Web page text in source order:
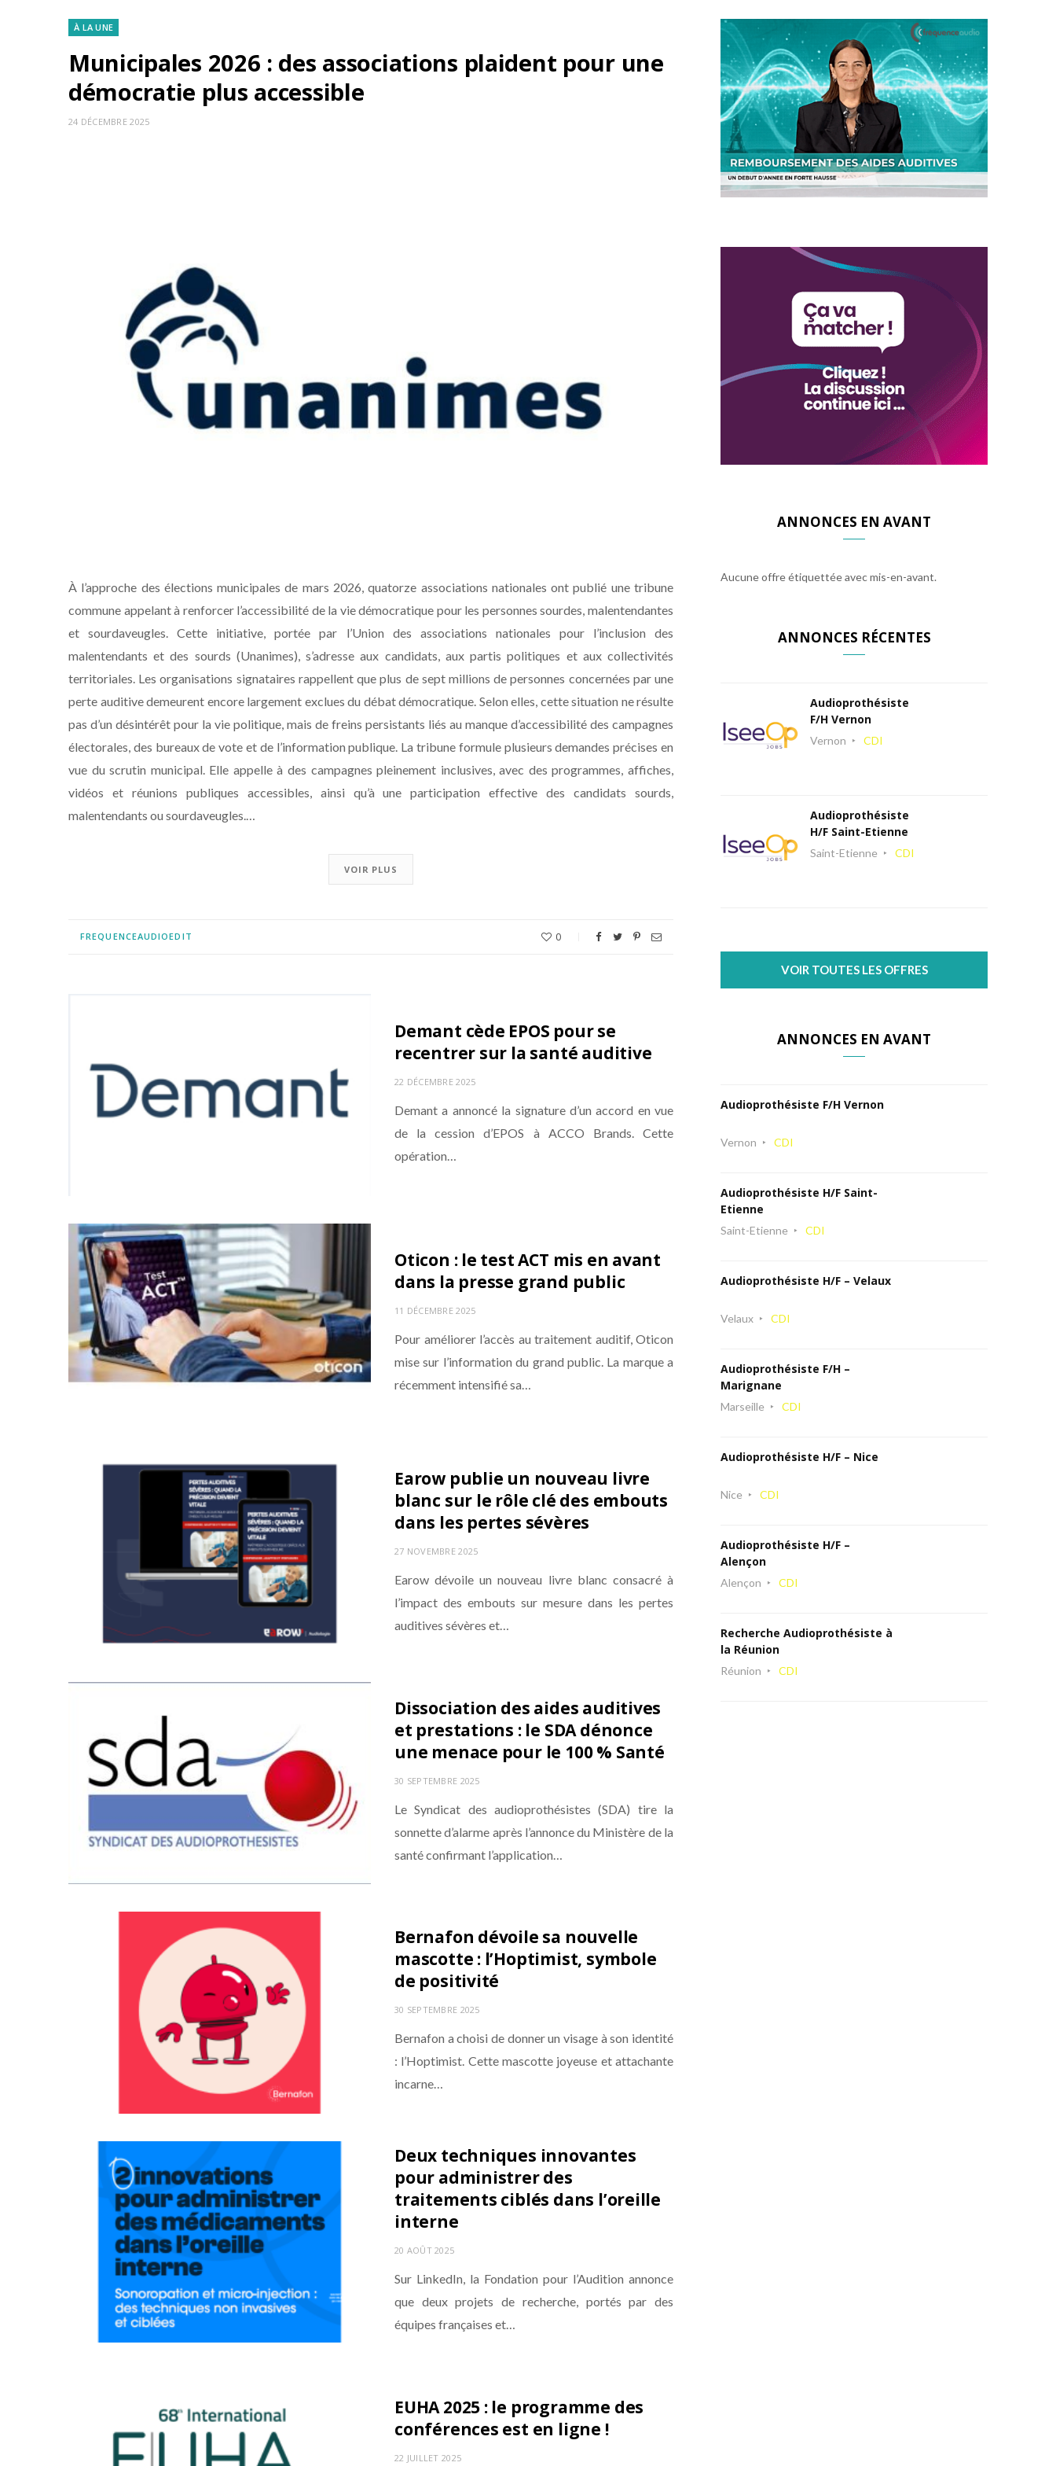
À LA UNE
Municipales 2026 : des associations plaident pour une
démocratie plus accessible
24 DÉCEMBRE 2025
À l’approche des élections municipales de mars 2026, quatorze associations nationales ont publié une tribune
commune appelant à renforcer l’accessibilité de la vie démocratique pour les personnes sourdes, malentendantes
et sourdaveugles. Cette initiative, portée par l’Union des associations nationales pour l’inclusion des
malentendants et des sourds (Unanimes), s’adresse aux candidats, aux partis politiques et aux collectivités
territoriales. Les organisations signataires rappellent que plus de sept millions de personnes concernées par une
perte auditive demeurent encore largement exclues du débat démocratique. Selon elles, cette situation ne résulte
pas d’un désintérêt pour la vie politique, mais de freins persistants liés au manque d’accessibilité des campagnes
électorales, des bureaux de vote et de l’information publique. La tribune formule plusieurs demandes précises en
vue du scrutin municipal. Elle appelle à des campagnes pleinement inclusives, avec des programmes, affiches,
vidéos et réunions publiques accessibles, ainsi qu’à une participation effective des candidats sourds,
malentendants ou sourdaveugles.…
VOIR PLUS
FREQUENCEAUDIOEDIT 0
Demant cède EPOS pour se
recentrer sur la santé auditive
22 DÉCEMBRE 2025
Demant a annoncé la signature d’un accord en vue
de la cession d’EPOS à ACCO Brands. Cette
opération…
Oticon : le test ACT mis en avant
dans la presse grand public
11 DÉCEMBRE 2025
Pour améliorer l’accès au traitement auditif, Oticon
mise sur l’information du grand public. La marque a
récemment intensifié sa…
Earow publie un nouveau livre
blanc sur le rôle clé des embouts
dans les pertes sévères
27 NOVEMBRE 2025
Earow dévoile un nouveau livre blanc consacré à
l’impact des embouts sur mesure dans les pertes
auditives sévères et…
Dissociation des aides auditives
et prestations : le SDA dénonce
une menace pour le 100 % Santé
30 SEPTEMBRE 2025
Le Syndicat des audioprothésistes (SDA) tire la
sonnette d’alarme après l’annonce du Ministère de la
santé confirmant l’application…
Bernafon dévoile sa nouvelle
mascotte : l’Hoptimist, symbole
de positivité
30 SEPTEMBRE 2025
Bernafon a choisi de donner un visage à son identité
: l’Hoptimist. Cette mascotte joyeuse et attachante
incarne…
Deux techniques innovantes
pour administrer des
traitements ciblés dans l’oreille
interne
20 AOÛT 2025
Sur LinkedIn, la Fondation pour l’Audition annonce
que deux projets de recherche, portés par des
équipes françaises et…
EUHA 2025 : le programme des
conférences est en ligne !
22 JUILLET 2025
ANNONCES EN AVANT
Aucune offre étiquettée avec mis-en-avant.
ANNONCES RÉCENTES
Audioprothésiste
F/H Vernon
Vernon CDI
Audioprothésiste
H/F Saint-Etienne
Saint-Etienne CDI
VOIR TOUTES LES OFFRES
ANNONCES EN AVANT
Audioprothésiste F/H Vernon
Vernon CDI
Audioprothésiste H/F Saint-
Etienne
Saint-Etienne CDI
Audioprothésiste H/F – Velaux
Velaux CDI
Audioprothésiste F/H –
Marignane
Marseille CDI
Audioprothésiste H/F – Nice
Nice CDI
Audioprothésiste H/F –
Alençon
Alençon CDI
Recherche Audioprothésiste à
la Réunion
Réunion CDI